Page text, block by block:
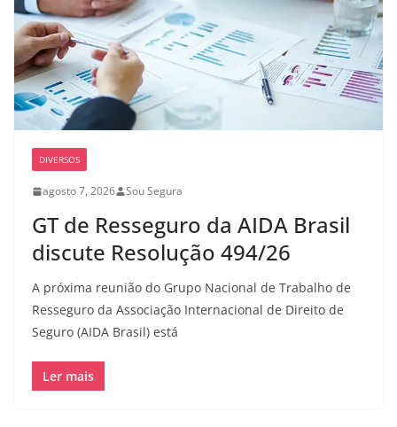
DIVERSOS
agosto 7, 2026 Sou Segura
GT de Resseguro da AIDA Brasil
discute Resolução 494/26
A próxima reunião do Grupo Nacional de Trabalho de
Resseguro da Associação Internacional de Direito de
Seguro (AIDA Brasil) está
Ler mais